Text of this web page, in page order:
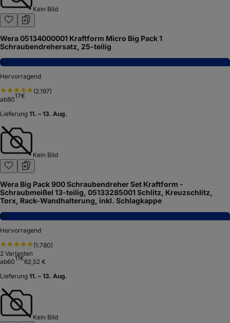
Kein Bild
Wera 05134000001 Kraftform Micro Big Pack 1
Schraubendrehersatz, 25-teilig
8,7
Hervorragend
(2.197)
ab8017€
Lieferung 11. – 13. Aug.
Kein Bild
Wera Big Pack 900 Schraubendreher Set Kraftform -
Schraubmeißel 13-teilig, 05133285001 Schlitz, Kreuzschlitz,
Torx, Rack-Wandhalterung, inkl. Schlagkappe
8,7
Hervorragend
(1.780)
2 Varianten
ab6011€62,52 €
Lieferung 11. – 13. Aug.
Kein Bild